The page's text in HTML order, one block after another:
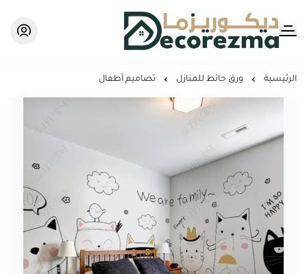
Decorezma
الرئيسية ورق حائط للمنازل تصاميم أطفال